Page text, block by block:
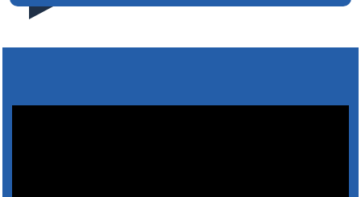
5. augusta 2026 08:41